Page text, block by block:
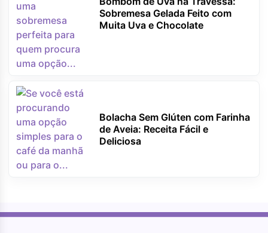
Sobremesa Gelada Feito com
Muita Uva e Chocolate
Bolacha Sem Glúten com Farinha
de Aveia: Receita Fácil e
Deliciosa